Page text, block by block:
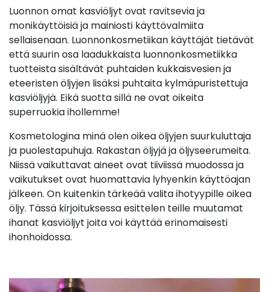
Luonnon omat kasviöljyt ovat ravitsevia ja
monikäyttöisiä ja mainiosti käyttövalmiita
sellaisenaan. Luonnonkosmetiikan käyttäjät tietävät
että suurin osa laadukkaista luonnonkosmetiikka
tuotteista sisältävät puhtaiden kukkaisvesien ja
eteeristen öljyjen lisäksi puhtaita kylmäpuristettuja
kasviöljyjä. Eikä suotta sillä ne ovat oikeita
superruokia ihollemme!
Kosmetologina minä olen oikea öljyjen suurkuluttaja
ja puolestapuhuja. Rakastan öljyjä ja öljyseerumeita.
Niissä vaikuttavat aineet ovat tiiviissä muodossa ja
vaikutukset ovat huomattavia lyhyenkin käyttöajan
jälkeen. On kuitenkin tärkeää valita ihotyypille oikea
öljy. Tässä kirjoituksessa esittelen teille muutamat
ihanat kasviöljyt joita voi käyttää erinomaisesti
ihonhoidossa.